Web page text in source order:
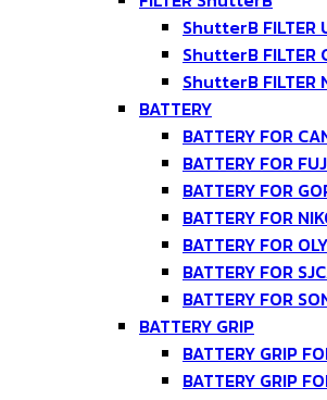
ShutterB FILTER
ShutterB FILTER
ShutterB FILTER
BATTERY
BATTERY FOR
BATTERY FOR
BATTERY FOR
BATTERY FOR
BATTERY FOR
BATTERY FOR
BATTERY FOR
BATTERY GRIP
BATTERY GRIP
BATTERY GRIP